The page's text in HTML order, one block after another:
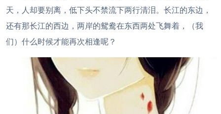
天，人却要别离，低下头不禁流下两行清泪。 长江的东边，
还有那长江的西边，两岸的鸳鸯在东西两处飞舞着，（我
们）什么时候才能再次相逢呢？